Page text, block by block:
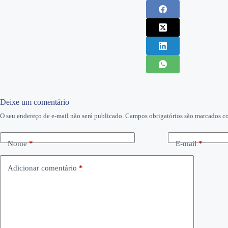
Deixe um comentário
O seu endereço de e-mail não será publicado. Campos obrigatórios são marcados
Nome* E-mail*
Adicionar comentário *